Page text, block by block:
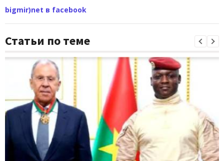
bigmir)net в facebook
Статьи по теме